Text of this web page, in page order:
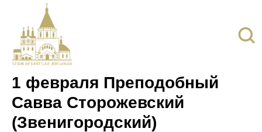
1 февраля Преподобный
Савва Сторожевский
(Звенигородский)